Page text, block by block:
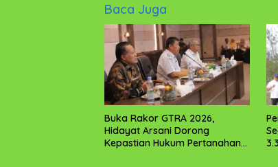
Baca Juga
Buka Rakor GTRA 2026,
Hidayat Arsani Dorong
Kepastian Hukum Pertanahan